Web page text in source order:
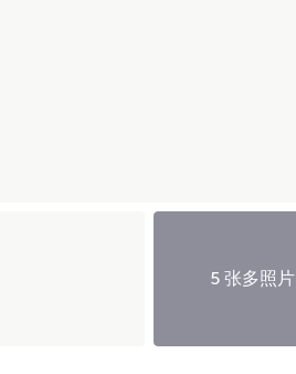
5 张多照片